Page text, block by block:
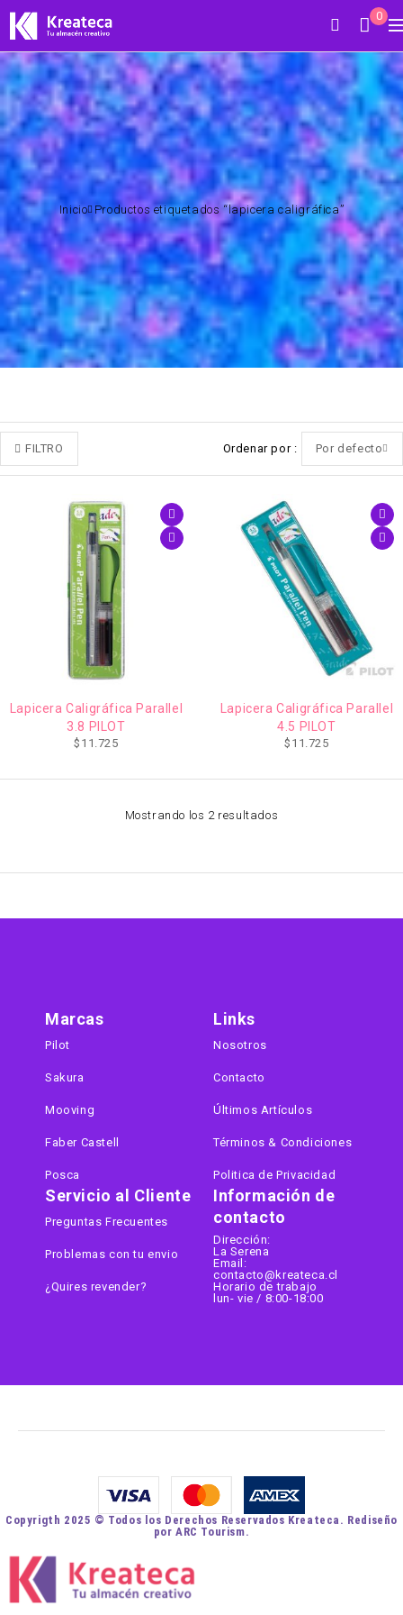
0
Inicio Productos etiquetados “lapicera caligráfica”
FILTRO Ordenar por Por defecto
Lapicera Caligráfica Parallel
3.8 PILOT
$ 11.725
Lapicera Caligráfica Parallel
4.5 PILOT
$ 11.725
Mostrando los 2 resultados
Información de
contacto
Dirección:
La Serena
Email:
contacto@kreateca.cl
Horario de trabajo
lun- vie / 8:00-18:00
Marcas
Pilot
Sakura
Mooving
Faber Castell
Posca
Links
Nosotros
Contacto
Últimos Artículos
Términos & Condiciones
Politica de Privacidad
Servicio al Cliente
Preguntas Frecuentes
Problemas con tu envio
¿Quires revender?
Copyrigth 2025 © Todos los Derechos Reservados Kreateca. Rediseño
por ARC Tourism.